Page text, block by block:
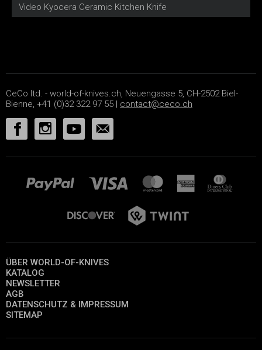
Video Kyocera Ceramic Kitchen Knife
CeCo ltd. - world-of-knives.ch, Neuengasse 5, CH-2502 Biel-
Bienne, +41 (0)32 322 97 55 | contact@ceco.ch
ÜBER WORLD-OF-KNIVES
KATALOG
NEWSLETTER
AGB
DATENSCHUTZ & IMPRESSUM
SITEMAP